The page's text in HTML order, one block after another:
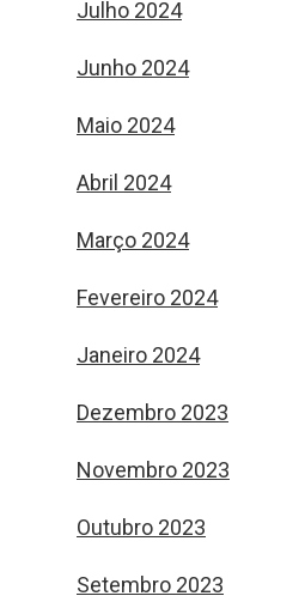
Julho 2024
Junho 2024
Maio 2024
Abril 2024
Março 2024
Fevereiro 2024
Janeiro 2024
Dezembro 2023
Novembro 2023
Outubro 2023
Setembro 2023